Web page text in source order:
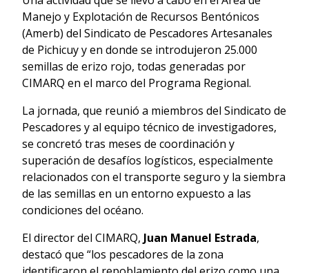
Manejo y Explotación de Recursos Bentónicos
(Amerb) del Sindicato de Pescadores Artesanales
de Pichicuy y en donde se introdujeron 25.000
semillas de erizo rojo, todas generadas por
CIMARQ en el marco del Programa Regional.
La jornada, que reunió a miembros del Sindicato de
Pescadores y al equipo técnico de investigadores,
se concretó tras meses de coordinación y
superación de desafíos logísticos, especialmente
relacionados con el transporte seguro y la siembra
de las semillas en un entorno expuesto a las
condiciones del océano.
El director del CIMARQ, Juan Manuel Estrada,
destacó que “los pescadores de la zona